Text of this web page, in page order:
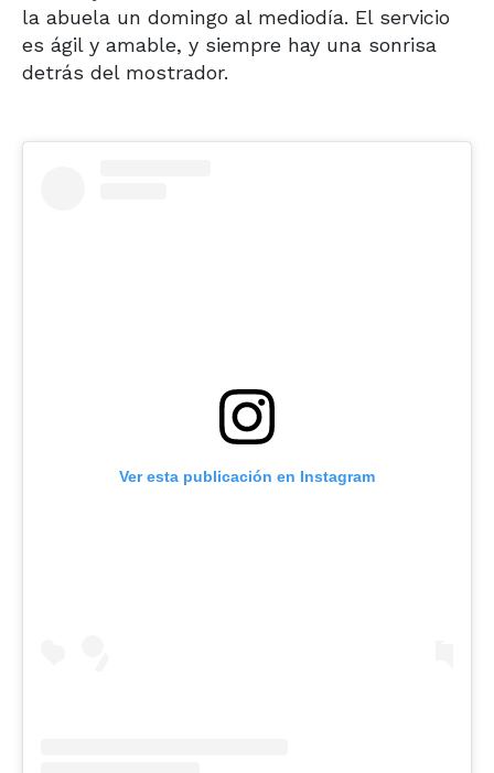
la abuela un domingo al mediodía. El servicio
es ágil y amable, y siempre hay una sonrisa
detrás del mostrador.
Ver esta publicación en Instagram